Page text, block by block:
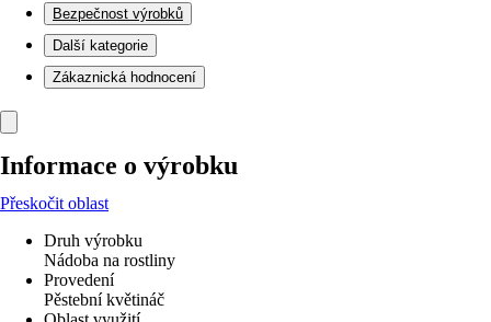
Bezpečnost výrobků
Další kategorie
Zákaznická hodnocení
Informace o výrobku
Přeskočit oblast
Druh výrobku
Nádoba na rostliny
Provedení
Pěstební květináč